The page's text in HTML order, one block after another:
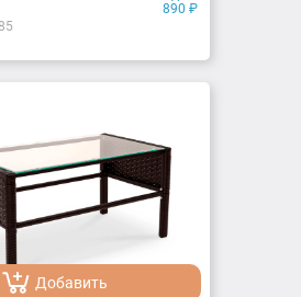
890 ₽
Добавить